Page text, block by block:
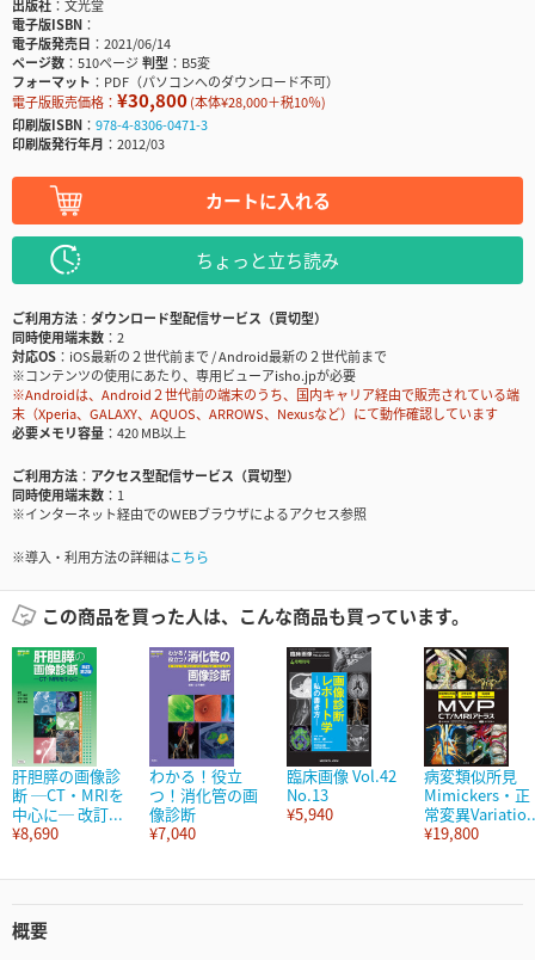
出版社
文光堂
電子版ISBN
電子版発売日
2021/06/14
ページ数
510ページ判型
B5変
フォーマット
PDF（パソコンへのダウンロード不可）
電子版販売価格： ¥30,800(本体¥28,000＋税10％)
印刷版ISBN
978-4-8306-0471-3
印刷版発行年月
2012/03
カートに入れる
ちょっと立ち読み
ご利用方法
ダウンロード型配信サービス（買切型）
同時使用端末数
2
対応OS
iOS最新の２世代前まで / Android最新の２世代前まで
※コンテンツの使用にあたり、専用ビューアisho.jpが必要
※Androidは、Android２世代前の端末のうち、国内キャリア経由で販売されている端
末（Xperia、GALAXY、AQUOS、ARROWS、Nexusなど）にて動作確認しています
必要メモリ容量
420 MB以上
ご利用方法
アクセス型配信サービス（買切型）
同時使用端末数
1
※インターネット経由でのWEBブラウザによるアクセス参照
※導入・利用方法の詳細はこちら
この商品を買った人は、こんな商品も買っています。
肝胆膵の画像診
断 ─CT・MRIを
中心に─ 改訂...
¥8,690
わかる！役立
つ！消化管の画
像診断
¥7,040
臨床画像 Vol.42
No.13
¥5,940
病変類似所見
Mimickers・正
常変異
¥19,800
概要